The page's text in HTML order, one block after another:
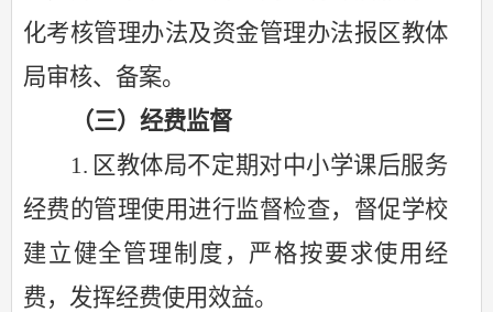
化考核管理办法及资金管理办法报区教体
局审核、备案。
（三）经费监督
1. 区教体局不定期对中小学课后服务
经费的管理使用进行监督检查，督促学校
建立健全管理制度，严格按要求使用经
费，发挥经费使用效益。